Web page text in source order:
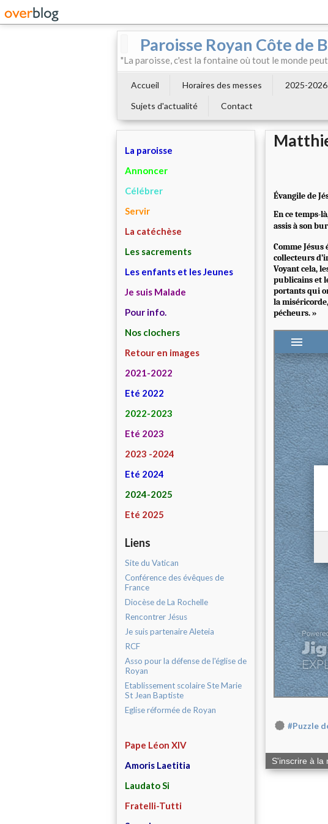
Paroisse Royan Côte de
"La paroisse, c'est la fontaine où tout le monde
Accueil Horaires des messes 2025-2026
Sujets d'actualité
Contact
La paroisse
Annoncer
Célébrer
Servir
La catéchèse
Les sacrements
Les enfants et les Jeunes
Je suis Malade
Pour info.
Nos clochers
Retour en images
2021-2022
Eté 2022
2022-2023
Eté 2023
2023 -2024
Eté 2024
2024-2025
Eté 2025
Liens
Site du Vatican
Conférence des évêques de
France
Diocèse de La Rochelle
Rencontrer Jésus
Je suis partenaire Aleteia
RCF
Asso pour la défense de l'église de
Royan
Etablissement scolaire Ste Marie
St Jean Baptiste
Eglise réformée de Royan
Pape Léon XIV
Amoris Laetitia
Laudato Si
Fratelli-Tutti
Évangile de
En ce temps-
assis à son
Comme
collecteurs
Voyant cela,
publicains et
portants qui
la
pécheurs. »
#Puzzle
S'inscrire à la